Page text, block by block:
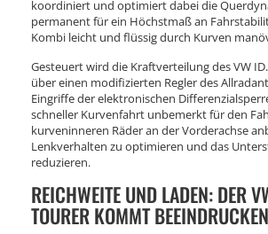
koordiniert und optimiert dabei die
permanent für ein Höchstmaß an
Kombi leicht und flüssig durch Kurven
Gesteuert wird die Kraftverteilung des VW
über einen modifizierten Regler des
Eingriffe der elektronischen
schneller Kurvenfahrt unbemerkt für den
kurveninneren Räder an der Vorderachse
Lenkverhalten zu optimieren und das
reduzieren.
REICHWEITE UND LADEN: DER
TOURER KOMMT